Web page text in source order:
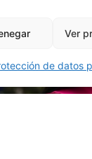
Ver
de datos
Haz clic